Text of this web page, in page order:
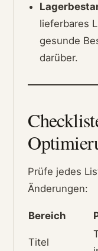
lieferbares
gesunde
darüber.
Prüfe jedes
Änderungen:
Bereich
Titel